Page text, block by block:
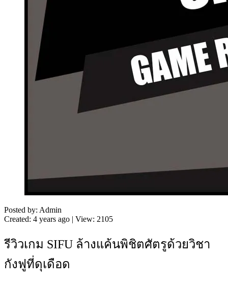
Posted by: Admin
Created: 4 years ago | View: 2105
รีวิวเกม SIFU ล้างแค้นพิชิตศัตรูด้วยวิชา
กังฟูที่ดุเดือด